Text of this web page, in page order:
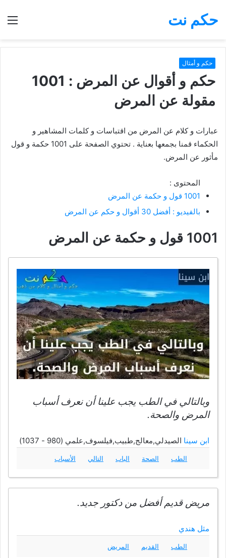
بحث
حكم نت
حكم و أمثال
حكم و أقوال عن المرض : 1001
مقولة عن المرض
عبارات و كلام عن المرض من اقتباسات و كلمات المشاهير و
الحكماء قمنا بجمعها بعناية . تحتوي الصفحة على 1001 حكمة و قول
مأثور عن المرض.
المحتوى :
1001 قول و حكمة عن المرض
بالفيديو : أفضل 30 أقوال و حكم عن المرض
1001 قول و حكمة عن المرض
وبالتالي في الطب يجب علينا أن نعرف أسباب
المرض والصحة.
ابن سينا الصيدلي,معالج,طبيب,فيلسوف,علمي (980 - 1037)
الطب الصحة الباب التالي الأسباب
مريض قديم أفضل من دكتور جديد.
مثل هندي
الطب القديم المريض